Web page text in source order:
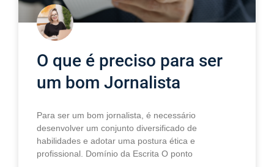
O que é preciso para ser
um bom Jornalista
Para ser um bom jornalista, é necessário
desenvolver um conjunto diversificado de
habilidades e adotar uma postura ética e
profissional. Domínio da Escrita O ponto